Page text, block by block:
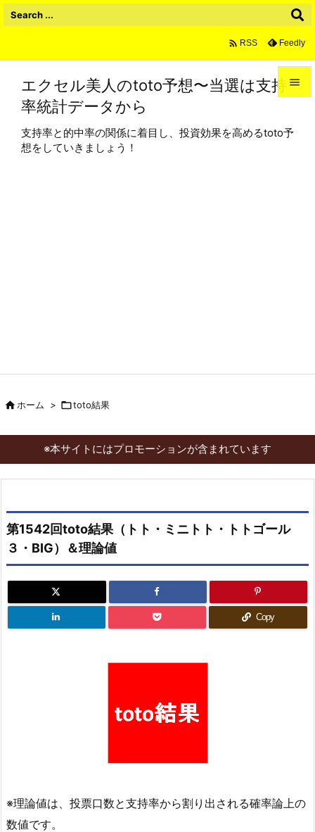
エクセル美人のtoto予想〜当選は支持
率統計データから
支持率と的中率の関係に着目し、投資効果を高めるtoto予
想をしていきましょう！

メニュ
 RSS Feedly
ホーム > toto結果
※本サイトにはプロモーションが含まれています
第1542回toto結果（トト・ミニトト・トトゴール
３・BIG）＆理論値
Copy
※理論値は、投票口数と支持率から割り出される確率論上の
数値です。